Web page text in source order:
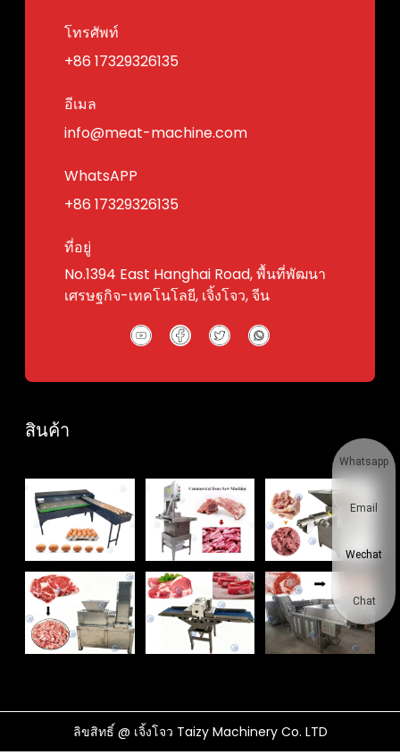
โทรศัพท์
+86 17329326135
อีเมล
info@meat-machine.com
WhatsAPP
+86 17329326135
ที่อยู่
No.1394 East Hanghai Road, พื้นที่พัฒนา
เศรษฐกิจ-เทคโนโลยี, เจิ้งโจว, จีน
สินค้า
ลิขสิทธิ์ @ เจิ้งโจว Taizy Machinery Co. LTD
Whatsapp
Email
Wechat
Chat